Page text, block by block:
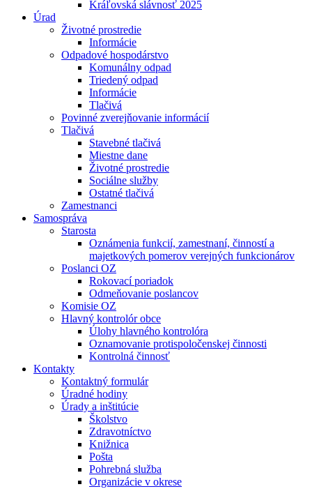
Kráľovská slávnosť 2025
Úrad
Životné prostredie
Informácie
Odpadové hospodárstvo
Komunálny odpad
Triedený odpad
Informácie
Tlačivá
Povinné zverejňovanie informácií
Tlačivá
Stavebné tlačivá
Miestne dane
Životné prostredie
Sociálne služby
Ostatné tlačivá
Zamestnanci
Samospráva
Starosta
Oznámenia funkcií, zamestnaní, činností a
majetkových pomerov verejných funkcionárov
Poslanci OZ
Rokovací poriadok
Odmeňovanie poslancov
Komisie OZ
Hlavný kontrolór obce
Úlohy hlavného kontrolóra
Oznamovanie protispoločenskej činnosti
Kontrolná činnosť
Kontakty
Kontaktný formulár
Úradné hodiny
Úrady a inštitúcie
Školstvo
Zdravotníctvo
Knižnica
Pošta
Pohrebná služba
Organizácie v okrese